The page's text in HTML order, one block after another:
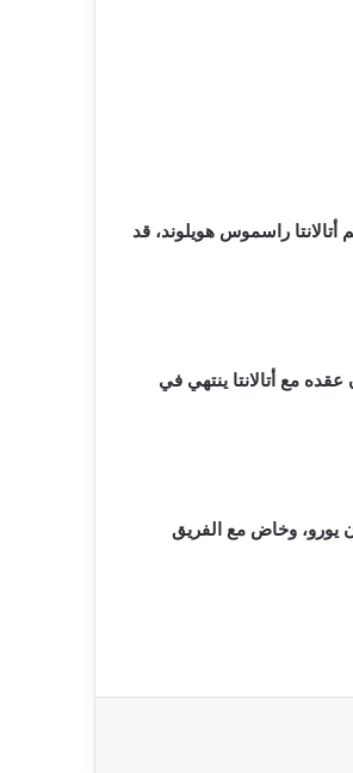
أتالانتا راسموس هويلوند، قد
حوالي 15 مليون يورو، علماً أن عقده مع أتالانتا ينتهي في
من فريق شتورم غراتس مقابل 17 مليون يورو، وخاض مع الفريق